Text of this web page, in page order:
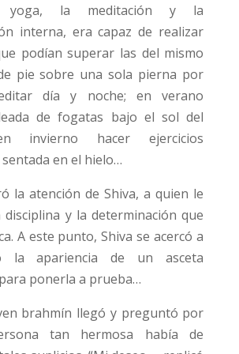
yoga, la meditación y la
interna, era capaz de realizar
podían superar las del mismo
pie sobre una sola pierna por
día y noche; en verano
de fogatas bajo el sol del
invierno hacer ejercicios
en el hielo…
la atención de Shiva, a quien le
y la determinación que
A este punto, Shiva se acercó a
la apariencia de un asceta
ponerla a prueba…
brahmín llegó y preguntó por
tan hermosa había de